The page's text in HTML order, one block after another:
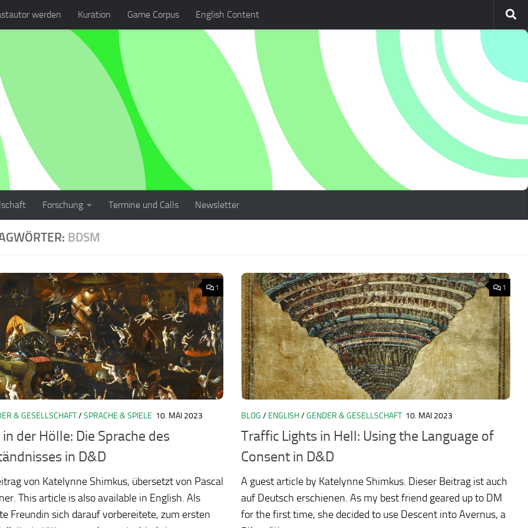
werden Kuration Game Corpus English Content
Forschung Termine und Calls Newsletter
BDSM
1
& GESELLSCHAFT/SPRACHE & SPIELE 10. MAI 2023
der Hölle: Die Sprache des
in D&D
von Katelynne Shimkus, übersetzt von Pascal
This article is also available in English. Als
Freundin sich darauf vorbereitete, zum ersten
1
BLOG / ENGLISH/GENDER & GESELLSCHAFT 10. MAI 2023
Traffic Lights in Hell: Using the Language of
Consent in D&D
A guest article by Katelynne Shimkus. Dieser Beitrag ist auch
auf Deutsch erschienen. As my best friend geared up to DM
for the first time, she decided to use Descent into Avernus, a
ludo2026/